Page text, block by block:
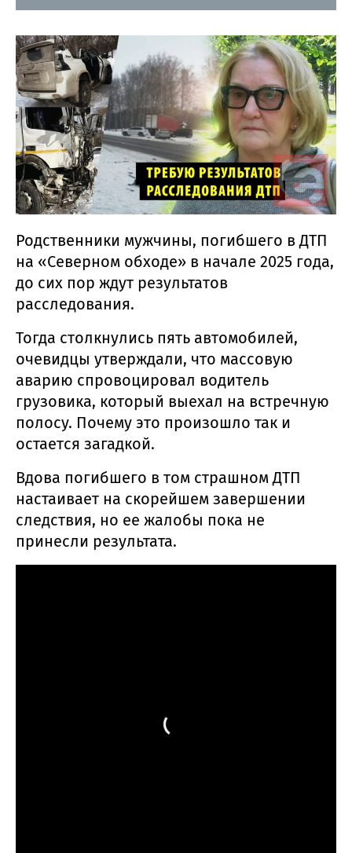
Родственники мужчины, погибшего в ДТП
на «Северном обходе» в начале 2025 года,
до сих пор ждут результатов
расследования.
Тогда столкнулись пять автомобилей,
очевидцы утверждали, что массовую
аварию спровоцировал водитель
грузовика, который выехал на встречную
полосу. Почему это произошло так и
остается загадкой.
Вдова погибшего в том страшном ДТП
настаивает на скорейшем завершении
следствия, но ее жалобы пока не
принесли результата.